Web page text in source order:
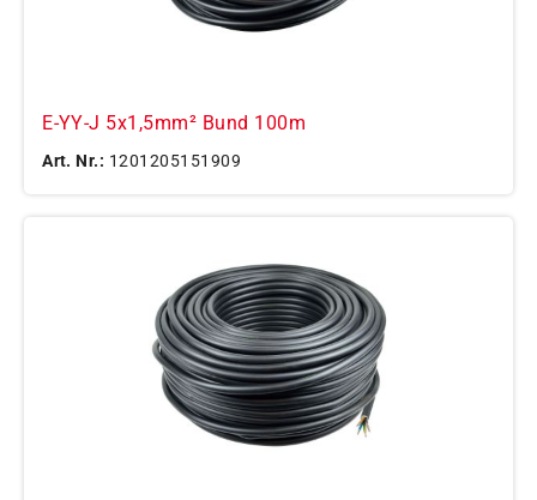
E-YY-J 5x1,5mm² Bund 100m
Art. Nr.: 1201205151909